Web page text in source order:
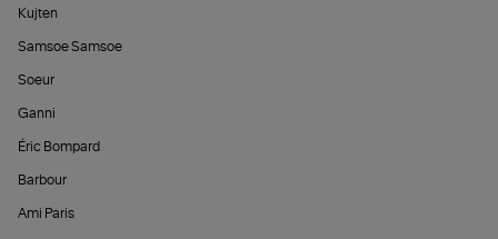
Kujten
Samsoe Samsoe
Soeur
Ganni
Éric Bompard
Barbour
Ami Paris